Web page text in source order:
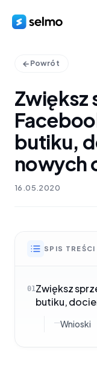
Powrót
Zwiększ
butiku,
nowych
16.05.2020
SPIS TREŚCI
01Zwiększ
butiku,
Wnioski